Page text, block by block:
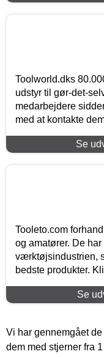
Toolworld.dks
udstyr til gør-det-
medarbejdere
med at kontakte
Se
Tooleto.com
og amatører. De
værktøjsindustrien,
bedste produkter.
Se
Vi har gennemgået
dem med stjerner fra